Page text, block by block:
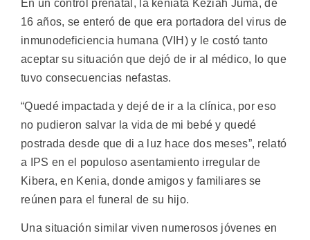
En un control prenatal, la keniata Keziah Juma, de
16 años, se enteró de que era portadora del virus de
inmunodeficiencia humana (VIH) y le costó tanto
aceptar su situación que dejó de ir al médico, lo que
tuvo consecuencias nefastas.
“Quedé impactada y dejé de ir a la clínica, por eso
no pudieron salvar la vida de mi bebé y quedé
postrada desde que di a luz hace dos meses”, relató
a IPS en el populoso asentamiento irregular de
Kibera, en Kenia, donde amigos y familiares se
reúnen para el funeral de su hijo.
Una situación similar viven numerosos jóvenes en